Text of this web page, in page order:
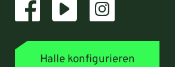
Halle konfigurieren